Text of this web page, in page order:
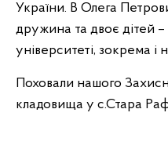
України. В Олега
дружина та двоє дітей –
університеті, зокрема і
Поховали нашого
кладовища у с.Стара